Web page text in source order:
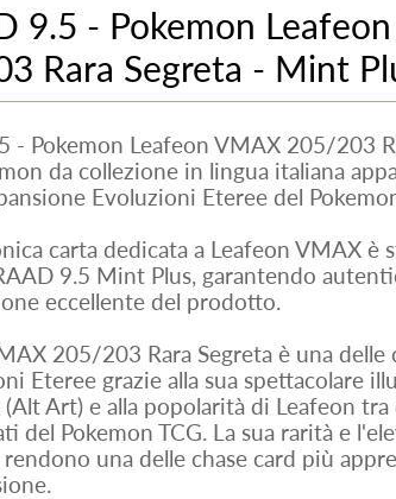
9.5 - Pokemon
Rara Segreta - Mint
- Pokemon Leafeon VMAX 205/203
da collezione in lingua italiana
Evoluzioni Eteree del
carta dedicata a Leafeon VMAX è
9.5 Mint Plus, garantendo
eccellente del prodotto.
205/203 Rara Segreta è una
Eteree grazie alla sua spettacolare
Art) e alla popolarità di Leafeon
del Pokemon TCG. La sua rarità e
una delle chase card più